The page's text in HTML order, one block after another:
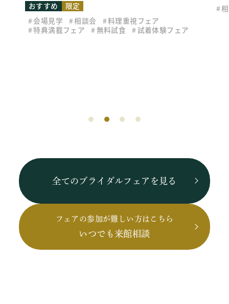
おすすめ
限定
会場見学
相談会
料理重視フェア
特典満載フェア
無料試食 試着体験フェア
全てのブライダルフェアを見る
フェアの参加が難しい方はこちら
いつでも来館相談